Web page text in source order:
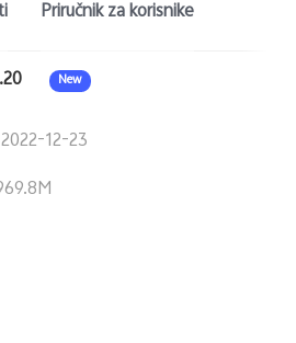
Priručnik za korisnike
New
2022-12-23